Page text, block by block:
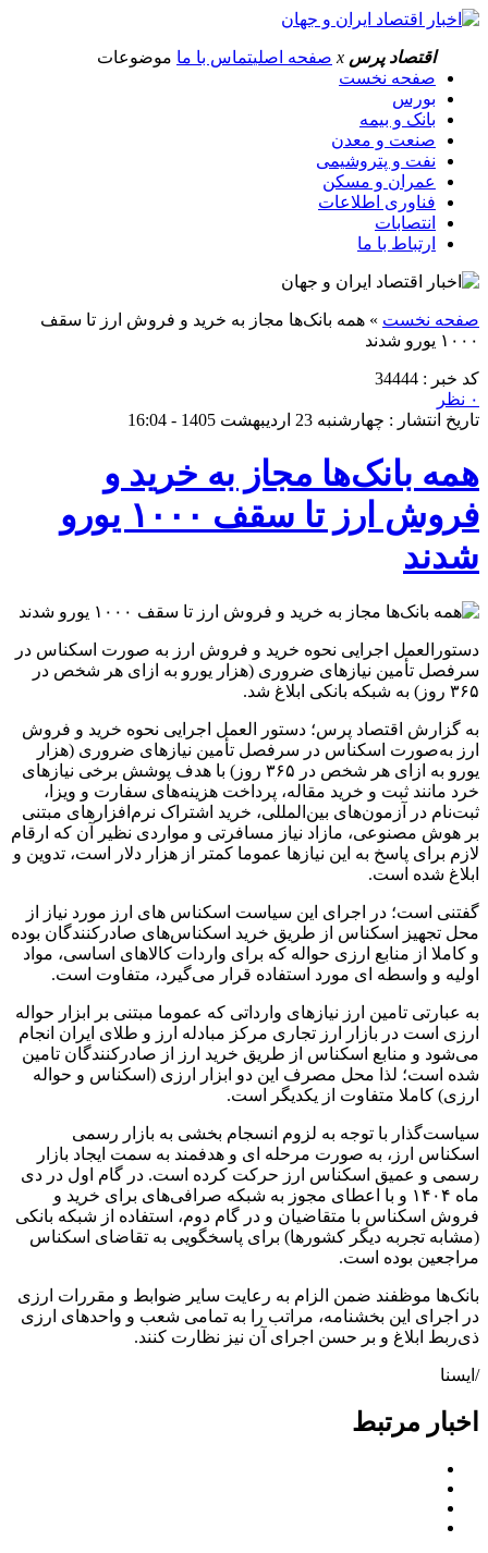
اقتصاد پرس x صفحه اصلیتماس با ما موضوعات
صفحه نخست
بورس
بانک و بیمه
صنعت و معدن
نفت و پتروشیمی
عمران و مسکن
فناوری اطلاعات
انتصابات
ارتباط با ما
صفحه نخست » همه بانک‌ها مجاز به خرید و فروش ارز تا سقف
۱۰۰۰ یورو شدند
کد خبر : 34444
۰ نظر
تاریخ انتشار : چهارشنبه 23 اردیبهشت 1405 - 16:04
همه بانک‌ها مجاز به خرید و
فروش ارز تا سقف ۱۰۰۰ یورو
شدند
دستورالعمل اجرایی نحوه خرید و فروش ارز به‌ صورت اسکناس در
سرفصل تأمین نیازهای ضروری (هزار یورو به ازای هر شخص در
۳۶۵ روز) به شبکه بانکی ابلاغ شد.
به گزارش اقتصاد پرس؛ دستور العمل اجرایی نحوه خرید و فروش
ارز به‌صورت اسکناس در سرفصل تأمین نیازهای ضروری (هزار
یورو به ازای هر شخص در ۳۶۵ روز) با هدف پوشش برخی نیازهای
خرد مانند ثبت و خرید مقاله، پرداخت هزینه‌های سفارت و ویزا،
ثبت‌نام در آزمون‌های بین‌المللی، خرید اشتراک نرم‌افزارهای مبتنی
بر هوش مصنوعی، مازاد نیاز مسافرتی و مواردی نظیر آن که ارقام
لازم برای پاسخ به این نیازها عموما کمتر از هزار دلار است، تدوین و
ابلاغ شده است.
گفتنی است؛ در اجرای این سیاست اسکناس های ارز مورد نیاز از
محل تجهیز اسکناس از طریق خرید اسکناس‌های صادرکنندگان بوده
و کاملا از منابع ارزی حواله که برای واردات کالاهای اساسی، مواد
اولیه و واسطه ای مورد استفاده قرار می‌گیرد، متفاوت است.
به عبارتی تامین ارز نیازهای وارداتی که عموما مبتنی بر ابزار حواله
ارزی است در بازار ارز تجاری مرکز مبادله ارز و طلای ایران انجام
می‌شود و منابع اسکناس از طریق خرید ارز از صادرکنندگان تامین
شده است؛ لذا محل مصرف این دو ابزار ارزی (اسکناس و حواله
ارزی) کاملا متفاوت از یکدیگر است.
سیاست‌گذار با توجه به لزوم انسجام بخشی به بازار رسمی
اسکناس ارز، به صورت مرحله ای و هدفمند به سمت ایجاد بازار
رسمی و عمیق اسکناس ارز حرکت کرده است. در گام اول در دی
ماه ۱۴۰۴ و با اعطای مجوز به شبکه صرافی‌های برای خرید و
فروش اسکناس با متقاضیان و در گام دوم، استفاده از شبکه بانکی
(مشابه تجربه دیگر کشورها) برای پاسخگویی به تقاضای اسکناس
مراجعین بوده است.
بانک‌ها موظفند ضمن الزام به رعایت سایر ضوابط و مقررات ارزی
در اجرای این بخشنامه، مراتب را به تمامی شعب و واحدهای ارزی
ذی‌ربط ابلاغ و بر حسن اجرای آن نیز نظارت کنند.‌‌‌‌‌‌‌‌‌‌
/ایسنا
اخبار مرتبط